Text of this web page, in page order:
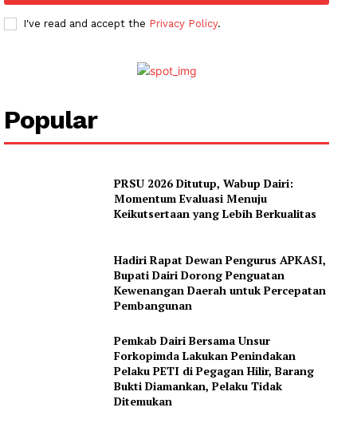
SUBSCRIBE NOW
Company
Subscription Plans
I've read and accept the Privacy Policy.
Popular
PRSU 2026 Ditutup, Wabup Dairi:
Momentum Evaluasi Menuju
Keikutsertaan yang Lebih Berkualitas
Hadiri Rapat Dewan Pengurus APKASI,
Bupati Dairi Dorong Penguatan
Kewenangan Daerah untuk Percepatan
Pembangunan
Pemkab Dairi Bersama Unsur
Forkopimda Lakukan Penindakan
Pelaku PETI di Pegagan Hilir, Barang
Bukti Diamankan, Pelaku Tidak
Ditemukan